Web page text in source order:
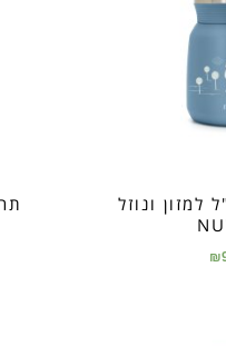
300 מ"ל למזון ונוזל
₪